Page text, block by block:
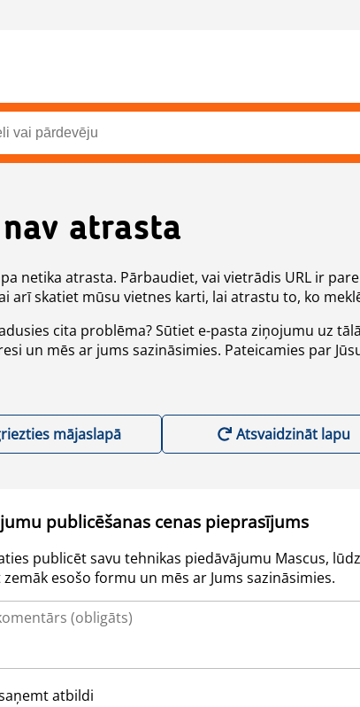
atrasta
netika atrasta. Pārbaudiet, vai vietrādis URL ir
arī skatiet mūsu vietnes karti, lai atrastu to, ko
cita problēma? Sūtiet e-pasta ziņojumu uz
un mēs ar jums sazināsimies. Pateicamies par
mājaslapā Atsvaidzināt lapu
publicēšanas cenas pieprasījums
publicēt savu tehnikas piedāvājumu Mascus,
esošo formu un mēs ar Jums sazināsimies.
atbildi